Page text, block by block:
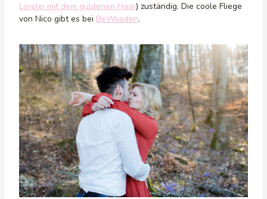
Lorelei mit dem güldenen Haar) zuständig. Die coole Fliege
von Nico gibt es bei BeWooden.